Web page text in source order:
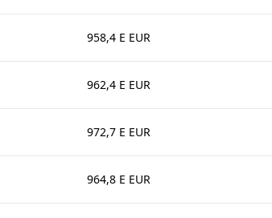
958,4 E EUR
962,4 E EUR
972,7 E EUR
964,8 E EUR